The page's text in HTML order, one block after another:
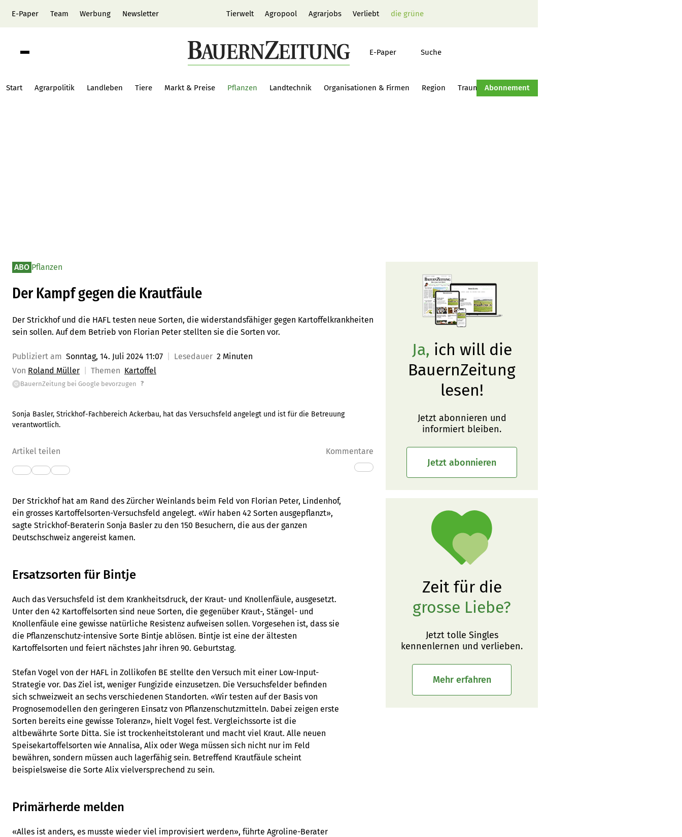
E-Paper Team Werbung Newsletter Tierwelt Agropool Agrarjobs Verliebt die grüne
E-Paper Suche
Start Agrarpolitik Landleben Tiere Markt & Preise Pflanzen Landtechnik Organisationen & Firmen Region Traumtraktor Hof-Management
Abonnement
ABO Pflanzen
Der Kampf gegen die Krautfäule
Der Strickhof und die HAFL testen neue Sorten, die widerstandsfähiger gegen Kartoffelkrankheiten
sein sollen. Auf dem Betrieb von Florian Peter stellten sie die Sorten vor.
Publiziert am Sonntag, 14. Juli 2024 11:07 Lesedauer 2 Minuten
Von Roland Müller Themen Kartoffel
G BauernZeitung bei Google bevorzugen ?
Sonja Basler, Strickhof-Fachbereich Ackerbau, hat das Versuchsfeld angelegt und ist für die Betreuung
verantwortlich.
Artikel teilen Kommentare
Der Strickhof hat am Rand des Zürcher Weinlands beim Feld von Florian Peter, Lindenhof,
ein grosses Kartoffelsorten-Versuchsfeld angelegt. «Wir haben 42 Sorten ausgepflanzt»,
sagte Strickhof-Beraterin Sonja Basler zu den 150 Besuchern, die aus der ganzen
Deutschschweiz angereist kamen.
Ersatzsorten für Bintje
Auch das Versuchsfeld ist dem Krankheitsdruck, der Kraut- und Knollenfäule, ausgesetzt.
Unter den 42 Kartoffelsorten sind neue Sorten, die gegenüber Kraut-, Stängel- und
Knollenfäule eine gewisse natürliche Resistenz aufweisen sollen. Vorgesehen ist, dass sie
die Pflanzenschutz-intensive Sorte Bintje ablösen. Bintje ist eine der ältesten
Kartoffelsorten und feiert nächstes Jahr ihren 90. Geburtstag.
Stefan Vogel von der HAFL in Zollikofen BE stellte den Versuch mit einer Low-Input-
Strategie vor. Das Ziel ist, weniger Fungizide einzusetzen. Die Versuchsfelder befinden
sich schweizweit an sechs verschiedenen Standorten. «Wir testen auf der Basis von
Prognosemodellen den geringeren Einsatz von Pflanzenschutzmitteln. Dabei zeigen erste
Sorten bereits eine gewisse Toleranz», hielt Vogel fest. Vergleichssorte ist die
altbewährte Sorte Ditta. Sie ist trockenheitstolerant und macht viel Kraut. Alle neuen
Speisekartoffelsorten wie Annalisa, Alix oder Wega müssen sich nicht nur im Feld
bewähren, sondern müssen auch lagerfähig sein. Betreffend Krautfäule scheint
beispielsweise die Sorte Alix vielversprechend zu sein.
Primärherde melden
«Alles ist anders, es musste wieder viel improvisiert werden», führte Agroline-Berater
Ja, ich will die
BauernZeitung
lesen!
Jetzt abonnieren und
informiert bleiben.
Jetzt abonnieren
Zeit für die
grosse Liebe?
Jetzt tolle Singles
kennenlernen und verlieben.
Mehr erfahren